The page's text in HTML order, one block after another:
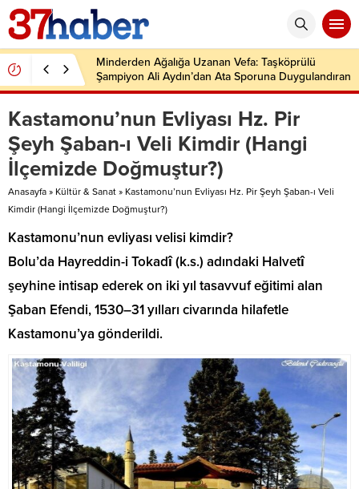
Minderden Ağalığa Uzanan Vefa: Taşköprülü
Şampiyon Ali Aydın’dan Ata Sporuna Duygulandıran
Dönüş
Kastamonu’nun Evliyası Hz. Pir
Şeyh Şaban-ı Veli Kimdir (Hangi
İlçemizde Doğmuştur?)
Anasayfa » Kültür & Sanat » Kastamonu’nun Evliyası Hz. Pir Şeyh Şaban-ı Veli
Kimdir (Hangi İlçemizde Doğmuştur?)
Kastamonu’nun evliyası velisi kimdir?
Bolu’da Hayreddin-i Tokadî (k.s.) adındaki Halvetî
şeyhine intisap ederek on iki yıl tasavvuf eğitimi alan
Şaban Efendi, 1530–31 yılları civarında hilafetle
Kastamonu’ya gönderildi.